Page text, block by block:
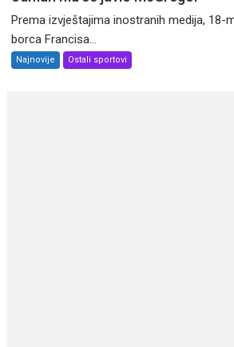
Prema izvještajima inostranih medija, 18-
borca Francisa...
Najnovije Ostali sportovi